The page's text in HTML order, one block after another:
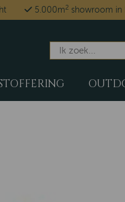
5.000m2 showroom in